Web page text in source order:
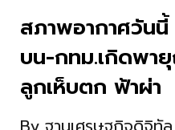
สภาพอากาศวัน
บน-กทม.เกิดพา
ลูกเห็บตก ฟ้าผ่า